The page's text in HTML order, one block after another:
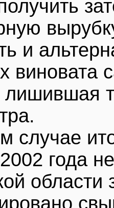
и
виновата
лишившая
случае
года